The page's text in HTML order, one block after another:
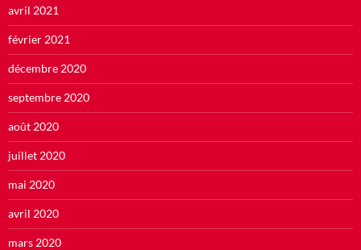
avril 2021
février 2021
décembre 2020
septembre 2020
août 2020
juillet 2020
mai 2020
avril 2020
mars 2020